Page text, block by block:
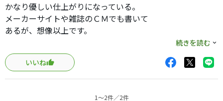
かなり優しい仕上がりになっている。
メーカーサイトや雑誌のＣＭでも書いて
あるが、想像以上です。
シャフトはやはり柔らかいので、力のある
若者にはスチールのが良いかも。
続きを読む
いいね
1〜2件／2件